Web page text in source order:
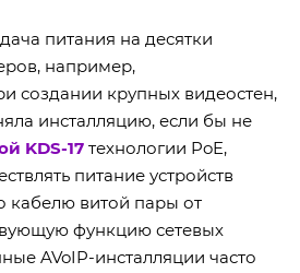
питания на десятки
например,
создании крупных видеостен,
инсталляцию, если бы не
KDS-17 технологии PoE,
питание устройств
кабелю витой пары от
функцию сетевых
AVoIP-инсталляции часто